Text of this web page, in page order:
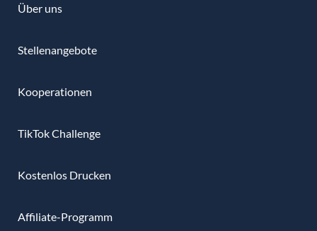
Über uns
Stellenangebote
Kooperationen
TikTok Challenge
Kostenlos Drucken
Affiliate-Programm